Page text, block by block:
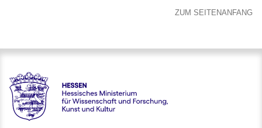
ZUM SEITENANFANG
Hessen - Hessisches Ministerium für Wissenschaft und